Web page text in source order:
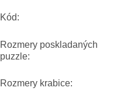
Kód:
Rozmery poskladaných
puzzle:
Rozmery krabice: